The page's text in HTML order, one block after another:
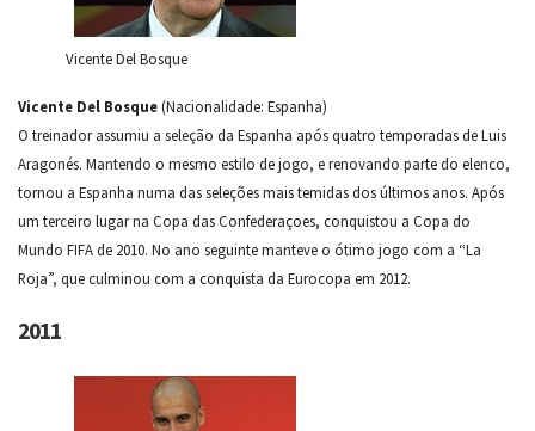
Vicente Del Bosque
Vicente Del Bosque(Nacionalidade: Espanha)
O treinador assumiu a seleção da Espanha após quatro temporadas de Luis
Aragonés. Mantendo o mesmo estilo de jogo, e renovando parte do elenco,
tornou a Espanha numa das seleções mais temidas dos últimos anos. Após
um terceiro lugar na Copa das Confederaçoes, conquistou a Copa do
Mundo FIFA de 2010. No ano seguinte manteve o ótimo jogo com a “La
Roja”, que culminou com a conquista da Eurocopa em 2012.
2011